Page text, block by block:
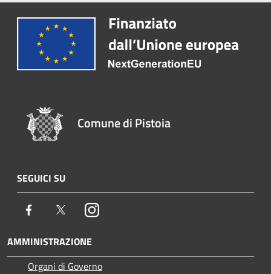
Comune di Pistoia
SEGUICI SU
Facebook TwitterInstagram
AMMINISTRAZIONE
Organi di Governo